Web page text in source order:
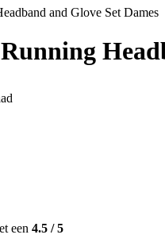
and Glove Set Dames
een 4.5 /5